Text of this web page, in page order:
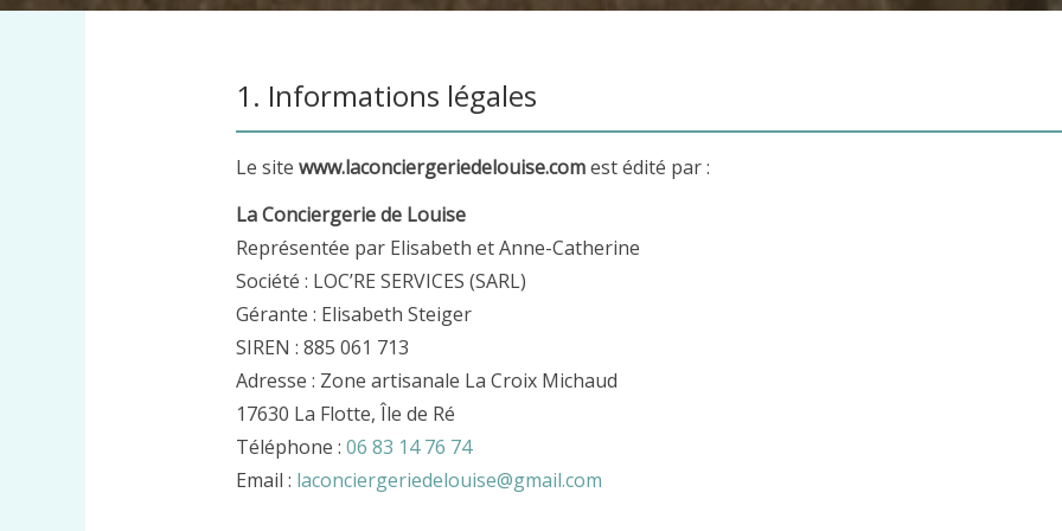
1. Informations légales
Le site www.laconciergeriedelouise.comest édité par :
La Conciergerie de Louise
Représentée par Elisabeth et Anne-Catherine
Société : LOC’RE SERVICES (SARL)
Gérante : Elisabeth Steiger
SIREN : 885 061 713
Adresse : Zone artisanale La Croix Michaud
17630 La Flotte, Île de Ré
Téléphone : 06 83 14 76 74
Email : laconciergeriedelouise@gmail.com